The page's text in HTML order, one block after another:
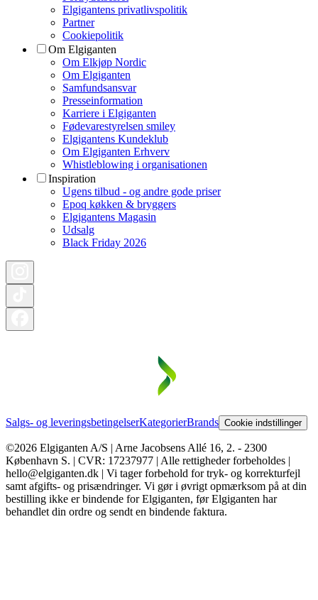
Elgigantens privatlivspolitik
Partner
Cookiepolitik
Om Elgiganten
Om Elkjøp Nordic
Om Elgiganten
Samfundsansvar
Presseinformation
Karriere i Elgiganten
Fødevarestyrelsen smiley
Elgigantens Kundeklub
Om Elgiganten Erhverv
Whistleblowing i organisationen
Inspiration
Ugens tilbud - og andre gode priser
Epoq køkken & bryggers
Elgigantens Magasin
Udsalg
Black Friday 2026
Salgs- og leveringsbetingelserKategorierBrands Cookie indstillinger
©2026 Elgiganten A/S | Arne Jacobsens Allé 16, 2. - 2300
København S. | CVR: 17237977 | Alle rettigheder forbeholdes |
hello@elgiganten.dk | Vi tager forbehold for tryk- og korrekturfejl
samt afgifts- og prisændringer. Vi gør i øvrigt opmærksom på at din
bestilling ikke er bindende for Elgiganten, før Elgiganten har
behandlet din ordre og sendt en bindende faktura.